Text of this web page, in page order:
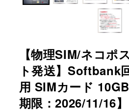
【物理SIM/ネコポ
ト発送】Softbank
用 SIMカード
期限：2026/11/16】